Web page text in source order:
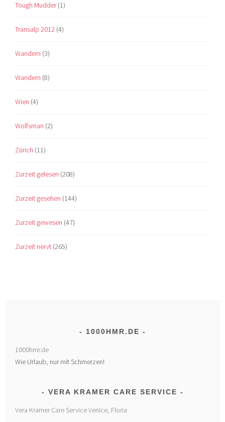
Tough Mudder(1)
Transalp 2012 (4)
Wandern (3)
Wandern (8)
Wien (4)
Wolfsman (2)
Zürich (11)
Zurzeit gelesen (208)
Zurzeit gesehen (144)
Zurzeit gewesen (47)
Zurzeit nervt (265)
1000HMR.DE
1000hmr.de
Wie Urlaub, nur mit Schmerzen!
VERA KRAMER CARE SERVICE
Vera Kramer Care Service Venice, Floria